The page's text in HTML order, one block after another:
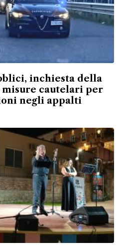
inchiesta della
misure cautelari per
negli appalti